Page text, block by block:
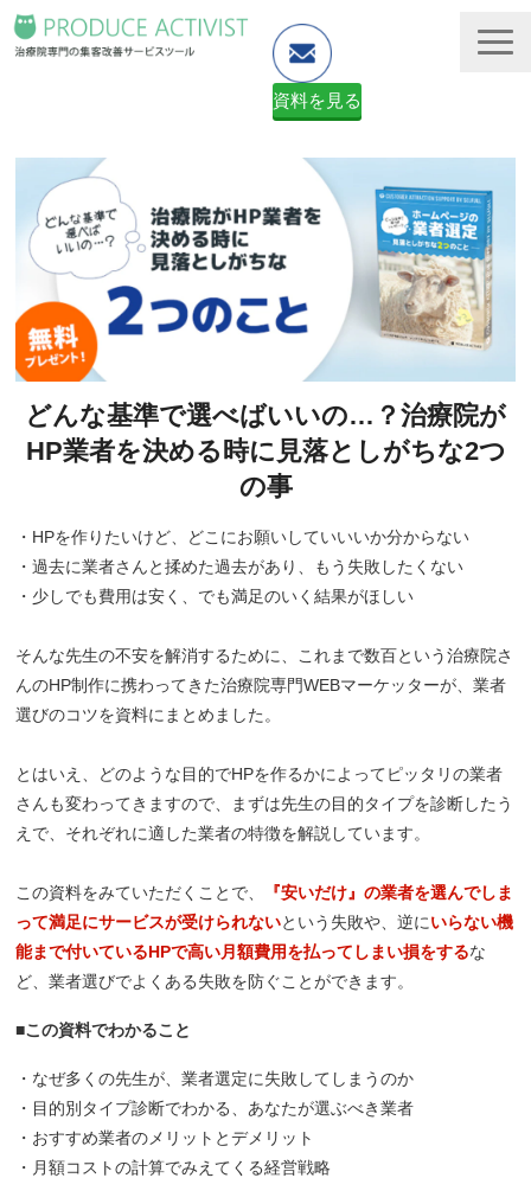
資料を見る
予約システム・顧客管理
資料ダウンロード（無料）
２ヶ月無料体験申し込みフォーム
どんな基準で選べばいいの…？治療院が
HP業者を決める時に見落としがちな2つ
の事
・HPを作りたいけど、どこにお願いしていいいか分からない
・過去に業者さんと揉めた過去があり、もう失敗したくない
・少しでも費用は安く、でも満足のいく結果がほしい
そんな先生の不安を解消するために、これまで数百という治療院さ
んのHP制作に携わってきた治療院専門WEBマーケッターが、業者
選びのコツを資料にまとめました。
とはいえ、どのような目的でHPを作るかによってピッタリの業者
さんも変わってきますので、まずは先生の目的タイプを診断したう
えで、それぞれに適した業者の特徴を解説しています。
この資料をみていただくことで、
『安いだけ』の業者を選んでしま
って満足にサービスが受けられないという失敗や、逆にいらない機
能まで付いているHPで高い月額費用を払ってしまい損をするな
ど、業者選びでよくある失敗を防ぐことができます。
■この資料でわかること
・なぜ多くの先生が、業者選定に失敗してしまうのか
・目的別タイプ診断でわかる、あなたが選ぶべき業者
・おすすめ業者のメリットとデメリット
・月額コストの計算でみえてくる経営戦略